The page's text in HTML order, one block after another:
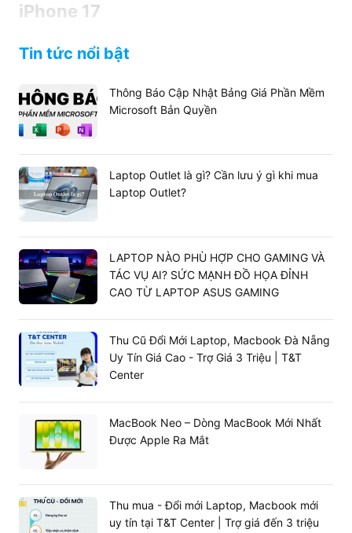
iPhone 17
Tin tức nổi bật
Thông Báo Cập Nhật Bảng Giá Phần Mềm
Microsoft Bản Quyền
Laptop Outlet là gì? Cần lưu ý gì khi mua
Laptop Outlet?
LAPTOP NÀO PHÙ HỢP CHO GAMING VÀ
TÁC VỤ AI? SỨC MẠNH ĐỒ HỌA ĐỈNH
CAO TỪ LAPTOP ASUS GAMING
Thu Cũ Đổi Mới Laptop, Macbook Đà Nẵng
Uy Tín Giá Cao - Trợ Giá 3 Triệu | T&T
Center
MacBook Neo – Dòng MacBook Mới Nhất
Được Apple Ra Mắt
Thu mua - Đổi mới Laptop, Macbook mới
uy tín tại T&T Center | Trợ giá đến 3 triệu